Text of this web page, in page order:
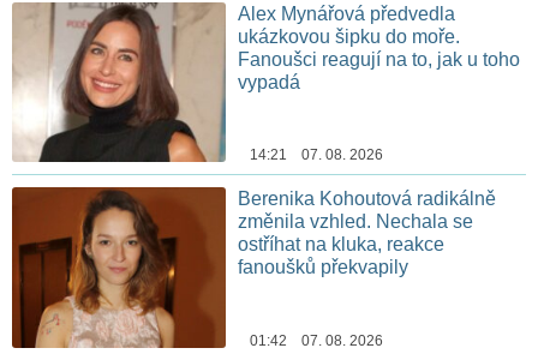
Alex Mynářová předvedla
ukázkovou šipku do moře.
Fanoušci reagují na to, jak u toho
vypadá
14:21 07. 08. 2026
Berenika Kohoutová radikálně
změnila vzhled. Nechala se
ostříhat na kluka, reakce
fanoušků překvapily
01:42 07. 08. 2026